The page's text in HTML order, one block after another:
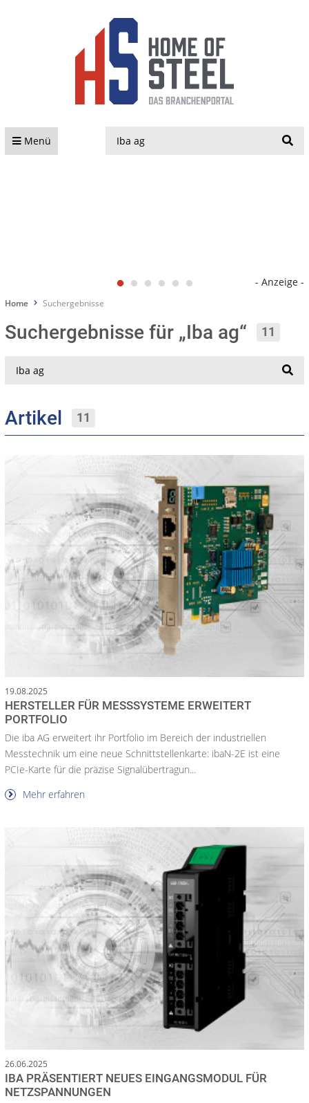
Menü
- Anzeige -
Home Suchergebnisse
Suchergebnisse für „Iba ag“ 11
Artikel 11
19.08.2025
HERSTELLER FÜR MESSSYSTEME ERWEITERT
PORTFOLIO
Die iba AG erweitert ihr Portfolio im Bereich der industriellen
Messtechnik um eine neue Schnittstellenkarte: ibaN-2E ist eine
PCIe-Karte für die präzise Signalübertragun...
Mehr erfahren
26.06.2025
IBA PRÄSENTIERT NEUES EINGANGSMODUL FÜR
NETZSPANNUNGEN